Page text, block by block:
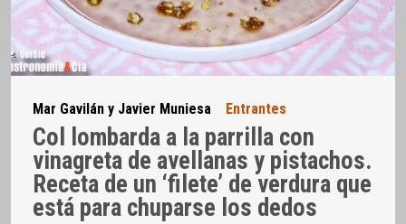
Mar Gavilán y Javier Muniesa Entrantes
Col lombarda a la parrilla con
vinagreta de avellanas y pistachos.
Receta de un ‘filete’ de verdura que
está para chuparse los dedos